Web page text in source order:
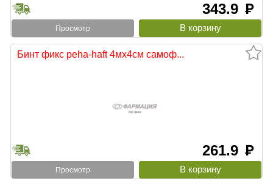
343.9 руб
Просмотр
Бинт фикс peha-haft 4мх4см самоф...
261.9 руб
Просмотр